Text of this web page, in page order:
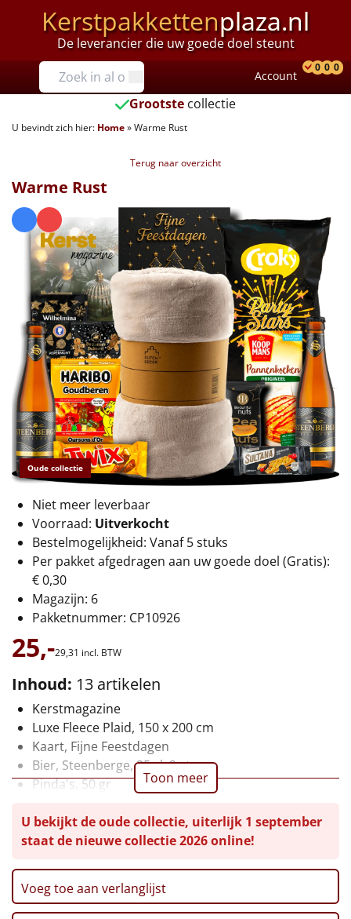
Kerstpakkettenplaza.nl
De leverancier die uw goede doel steunt
Prijzen
Tot €25
€25 tot €35
€40 tot €45
€45 tot €50
€50 tot €55
€55 tot €75
€75 tot €100
€100 en hoger
Alle kerstpakketten 2026
Thema
Origineel
Rituals
Luxe
Mannen
Vrouwen
Duurzaam
Leuke
Goedkope
Alle thema's
Artikel
Hitster NIEUW
Account
0 0 0
Grootste collectie
U bevindt zich hier: Home»Warme Rust
Terug naar overzicht
Oude collectie
Warme Rust
Niet meer leverbaar
Voorraad: Uitverkocht
Bestelmogelijkheid: Vanaf 5 stuks
Per pakket afgedragen aan uw goede doel (Gratis):
€ 0,30
Magazijn: 6
Pakketnummer: CP10926
25,-29,31 incl. BTW
Inhoud: 13 artikelen
Kerstmagazine
Luxe Fleece Plaid, 150 x 200 cm
Kaart, Fijne Feestdagen
Bier, Steenberge, 25 cl, 2 st
Pinda's, 50 gr
Sultana, 3-pack, 43 gr
Twix, 50 gr
Pannenkoekenmix, 400 gr
Toon meer
U bekijkt de oude collectie, uiterlijk 1 september
staat de nieuwe collectie 2026 online!
Voeg toe aan verlanglijst